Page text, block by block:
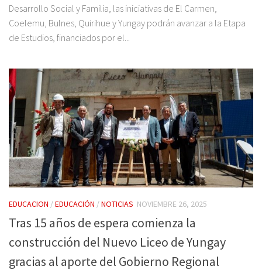
Desarrollo Social y Familia, las iniciativas de El Carmen,
Coelemu, Bulnes, Quirihue y Yungay podrán avanzar a la Etapa
de Estudios, financiados por el...
EDUCACION /EDUCACIÓN /NOTICIAS NOVIEMBRE 26, 2025
Tras 15 años de espera comienza la
construcción del Nuevo Liceo de Yungay
gracias al aporte del Gobierno Regional